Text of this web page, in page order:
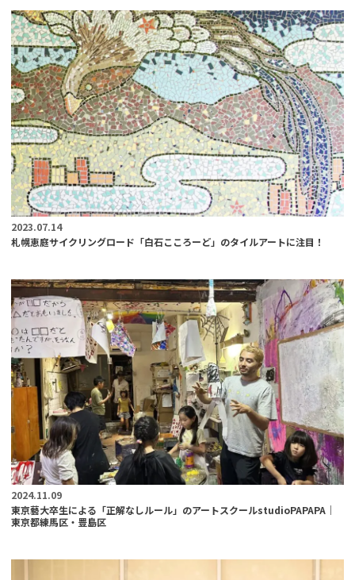
2023.07.14
札幌恵庭サイクリングロード「白石こころーど」のタイルアートに注目！
2024.11.09
東京藝大卒生による「正解なしルール」のアートスクールstudioPAPAPA｜
東京都練馬区・豊島区